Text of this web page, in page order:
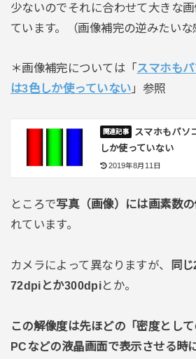
少ないのでそれに合わせて大きな
ています。（画像補完の逆みたいな
＊画像補完については「 スマホも
は3色しか使っていない 」参照
スマホもパソ
しか使っていない
2019年8月11日
ところで写真（画像）には画素数
れています。
カメラによって異なりますが、
同
72dpiとか300dpiとか。
この解像度は先ほどの「密度として
PCなどの液晶画面で表示させる時